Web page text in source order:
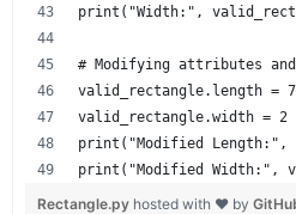
print("Width:",
# Modifying attributes
valid_rectangle.length = 7
valid_rectangle.width = 2
print("Modified Length:",
print("Modified Width:",
Rectangle.py hosted with ❤ by